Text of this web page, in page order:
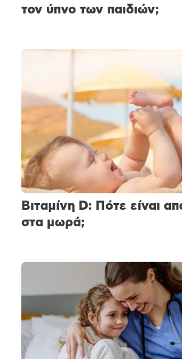
τον ύπνο των παιδιών;
Βιταμίνη D: Πότε είναι
στα μωρά;